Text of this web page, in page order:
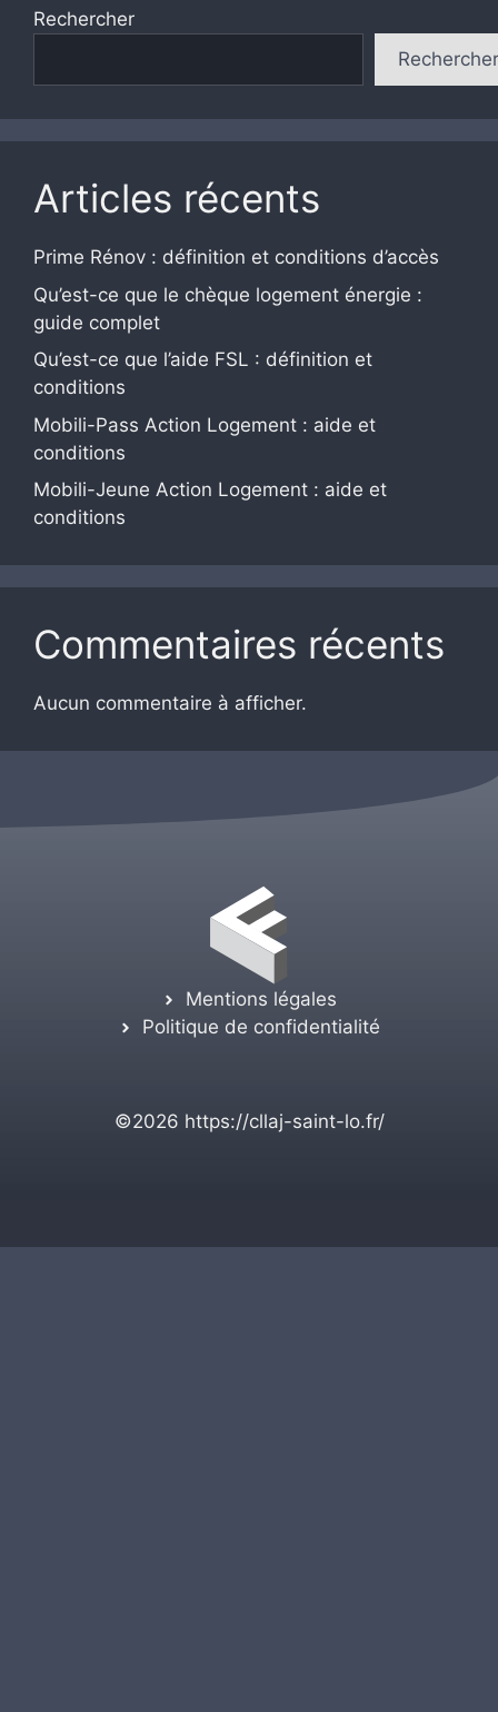
Rechercher
Rechercher
Articles récents
Prime Rénov : définition et conditions d’accès
Qu’est-ce que le chèque logement énergie :
guide complet
Qu’est-ce que l’aide FSL : définition et
conditions
Mobili-Pass Action Logement : aide et
conditions
Mobili-Jeune Action Logement : aide et
conditions
Commentaires récents
Aucun commentaire à afficher.
Mentions légales
Politique de confidentialité
©2026 https://cllaj-saint-lo.fr/